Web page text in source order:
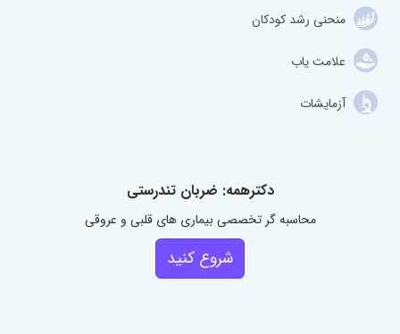
منحنی رشد کودکان
علامت یاب
آزمایشات
دکترهمه: ضربان تندرستی
محاسبه گر تخصصی بیماری های قلبی و عروقی
شروع کنید